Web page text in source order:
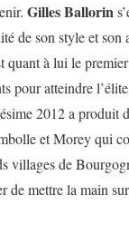
Gilles Ballorin
de son style et son
quant à lui le
pour atteindre
2012 a produit
et Morey qui
villages de
de mettre la main